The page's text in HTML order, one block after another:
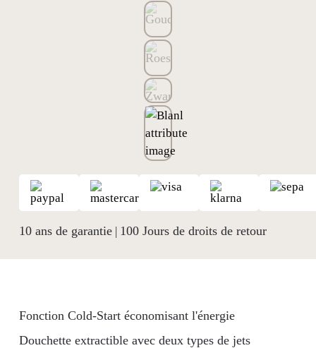
10 ans de garantie| 100 Jours de droits de retour
Fonction Cold-Start économisant l'énergie
Douchette extractible avec deux types de jets